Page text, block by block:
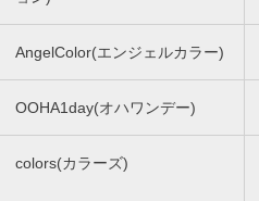
AngelColor(エンジェルカラー)
OOHA1day(オハワンデー)
colors(カラーズ)